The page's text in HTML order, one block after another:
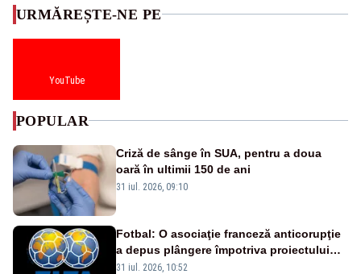
URMĂREȘTE-NE PE
YouTube
POPULAR
Criză de sânge în SUA, pentru a doua
oară în ultimii 150 de ani
31 iul. 2026, 09:10
Fotbal: O asociaţie franceză anticorupţie
a depus plângere împotriva proiectului
FIFA
31 iul. 2026, 10:52